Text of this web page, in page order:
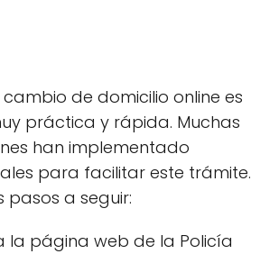
de domicilio online es
práctica y rápida. Muchas
han implementado
para facilitar este trámite.
pasos a seguir:
la página web de la Policía